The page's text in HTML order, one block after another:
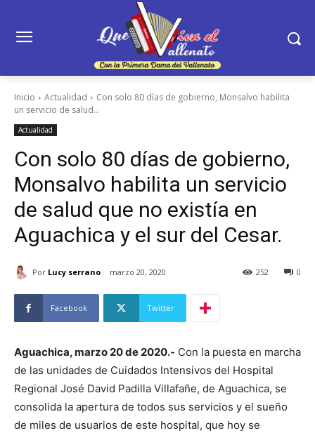
Inicio Actualidad
Con solo 80 días de gobierno, Monsalvo habilita
un servicio de salud...
Actualidad
Con solo 80 días de gobierno,
Monsalvo habilita un servicio
de salud que no existía en
Aguachica y el sur del Cesar.
Por Lucy serrano marzo 20, 2020 0
252
Facebook Twitter
Aguachica, marzo 20 de 2020.- Con la puesta en marcha
de las unidades de Cuidados Intensivos del Hospital
Regional José David Padilla Villafañe, de Aguachica, se
consolida la apertura de todos sus servicios y el sueño
de miles de usuarios de este hospital, que hoy se